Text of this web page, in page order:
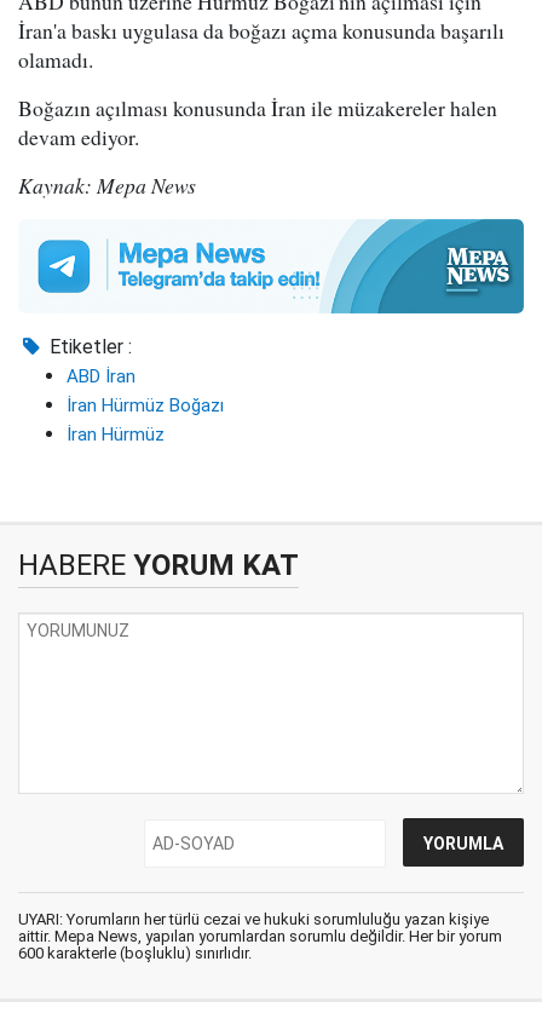
İran'a baskı uygulasa da boğazı açma konusunda başarılı
olamadı.
Boğazın açılması konusunda İran ile müzakereler halen
devam ediyor.
Kaynak: Mepa News
Etiketler :
ABD İran
İran Hürmüz Boğazı
İran Hürmüz
HABERE YORUM KAT
UYARI: Yorumların her türlü cezai ve hukuki sorumluluğu yazan kişiye
aittir. Mepa News, yapılan yorumlardan sorumlu değildir. Her bir yorum
600 karakterle (boşluklu) sınırlıdır.